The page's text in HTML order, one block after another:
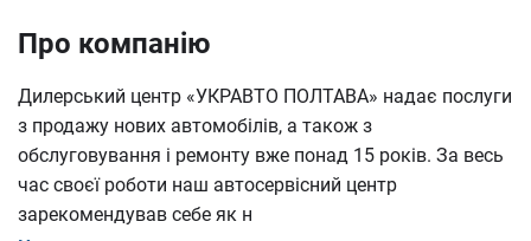
Про компанію
Дилерський центр «УКРАВТО ПОЛТАВА» надає послуги
з продажу нових автомобілів, а також з
обслуговування і ремонту вже понад 15 років. За весь
час своєї роботи наш автосервісний центр
зарекомендував себе як н